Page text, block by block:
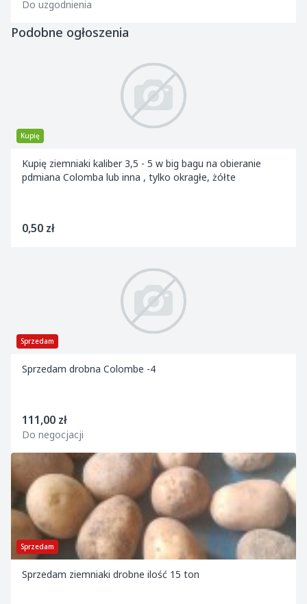
Do uzgodnienia
Podobne ogłoszenia
Kupię
Kupię ziemniaki kaliber 3,5 - 5 w big bagu na obieranie
pdmiana Colomba lub inna , tylko okragłe, żółte
0,50 zł
Sprzedam
Sprzedam drobna Colombe -4
111,00 zł
Do negocjacji
Sprzedam
Sprzedam ziemniaki drobne ilość 15 ton